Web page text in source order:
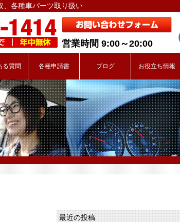
、各種車パーツ取り扱い
営業時間 9:00～20:00
る質問 各種申請書 ブログ お役立ち情報
最近の投稿